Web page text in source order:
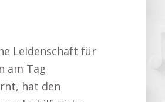
Leidenschaft für
am Tag
hat den